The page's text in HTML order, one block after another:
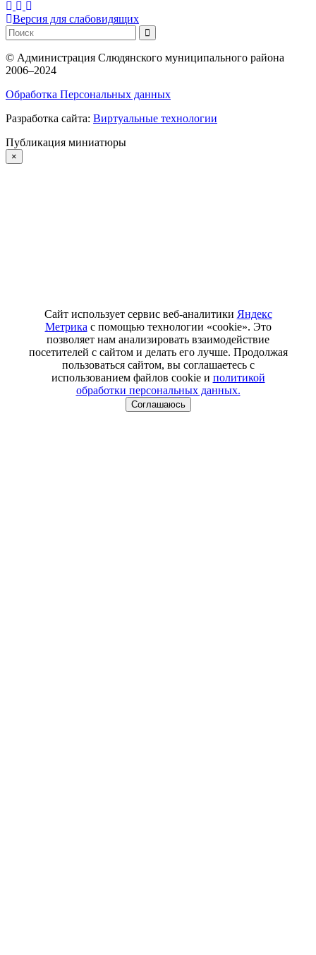
Версия для слабовидящих
© Администрация Слюдянского муниципального района
2006–2024
Обработка Персональных данных
Разработка сайта: Виртуальные технологии
Публикация миниатюры
×
Сайт использует сервис веб-аналитики Яндекс
Метрика с помощью технологии «cookie». Это
позволяет нам анализировать взаимодействие
посетителей с сайтом и делать его лучше. Продолжая
пользоваться сайтом, вы соглашаетесь с
использованием файлов cookie и политикой
обработки персональных данных.
Соглашаюсь